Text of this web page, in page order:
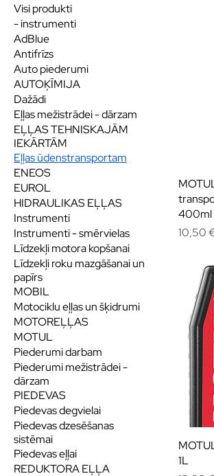
Visi produkti
- instrumenti
AdBlue
Antifrīzs
Auto piederumi
AUTOĶĪMIJA
Dažādi
Eļļas mežistrādei - dārzam
EĻĻAS TEHNISKAJĀM
IEKĀRTĀM
Eļļas ūdenstransportam
ENEOS
EUROL
HIDRAULIKAS EĻĻAS
Instrumenti
Instrumenti - smērvielas
Līdzekļi motora kopšanai
Līdzekļi roku mazgāšanai un
papīrs
MOBIL
Motociklu eļļas un šķidrumi
MOTOREĻĻAS
MOTUL
Piederumi darbam
Piederumi mežistrādei -
dārzam
PIEDEVAS
Piedevas degvielai
Piedevas dzesēšanas
sistēmai
Piedevas eļļai
REDUKTORA EĻĻA
400ml
Cena
10,50
1L